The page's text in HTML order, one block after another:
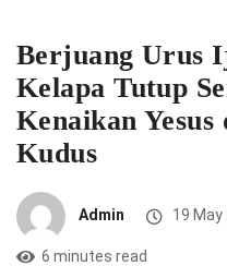
Berjuang Urus
Kelapa Tutup
Kenaikan Yesus
Kudus
Admin 19 May
6 minutes read